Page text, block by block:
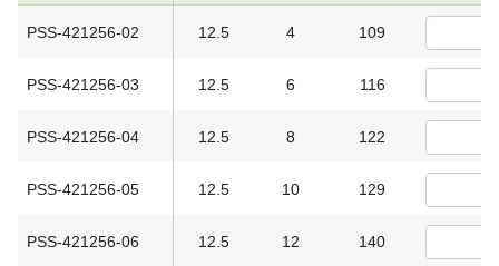
PSS-421256-02 12.5 4 109
PSS-421256-03 12.5 6 116
PSS-421256-04 12.5 8 122
PSS-421256-05 12.5 10 129
PSS-421256-06 12.5 12 140